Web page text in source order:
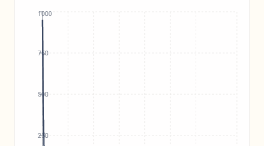
250
500
750
1000